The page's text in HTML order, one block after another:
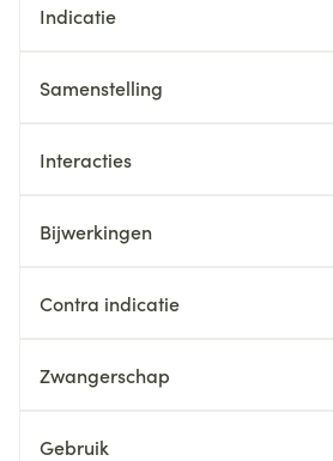
Indicatie
Samenstelling
Interacties
Bijwerkingen
Contra indicatie
Zwangerschap
Gebruik